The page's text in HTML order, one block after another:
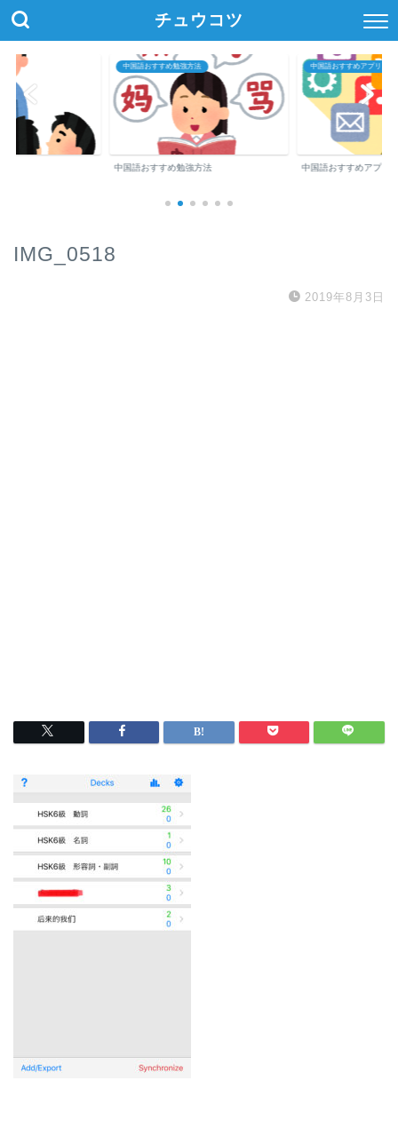
チュウコツ
中国語おすすめ勉強方法
中国語おすすめ勉強方法
中国語おすすめアプリ・参
中国語おすすめアプリ
IMG_0518
2019年8月3日